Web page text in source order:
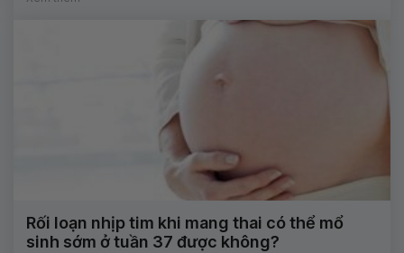
Rối loạn nhịp tim khi mang thai có thể mổ
sinh sớm ở tuần 37 được không?